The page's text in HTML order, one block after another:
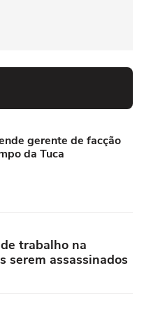
gerente de facção
da Tuca
trabalho na
serem assassinados